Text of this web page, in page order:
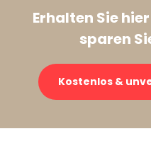
Erhalten Sie
sparen
Kostenlos &